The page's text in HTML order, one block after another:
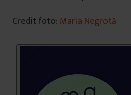
Credit foto: Maria Negrotă